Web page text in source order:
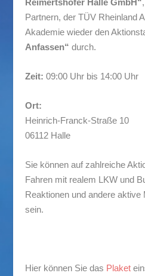
Reimertshofer Halle GmbH“
Partnern, der TÜV Rheinland
Akademie wieder den
Anfassen“ durch.
Zeit:09:00 Uhr bis 14:00 Uhr
Ort:
Heinrich-Franck-Straße 10
06112 Halle
Sie können auf zahlreiche
Fahren mit realem LKW und
Reaktionen und andere
sein.
Hier können Sie das Plaket